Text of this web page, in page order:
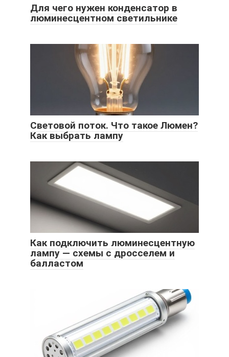
Для чего нужен конденсатор в
люминесцентном светильнике
Световой поток. Что такое Люмен?
Как выбрать лампу
Как подключить люминесцентную
лампу — схемы с дросселем и
балластом